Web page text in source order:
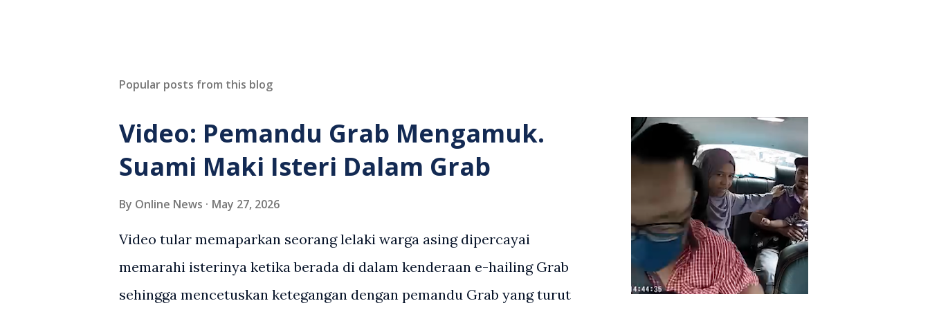
Popular posts from this blog
Video: Pemandu Grab Mengamuk.
Suami Maki Isteri Dalam Grab
By Online News May 27, 2026
Video tular memaparkan seorang lelaki warga asing dipercayai
memarahi isterinya ketika berada di dalam kenderaan e-hailing Grab
sehingga mencetuskan ketegangan dengan pemandu Grab yang turut